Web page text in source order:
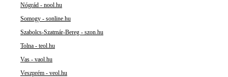
Nógrád - nool.hu
Somogy - sonline.hu
Szabolcs-Szatmár-Bereg - szon.hu
Tolna - teol.hu
Vas - vaol.hu
Veszprém - veol.hu